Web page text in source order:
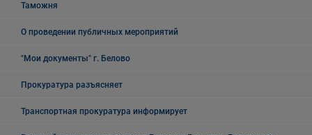
Таможня
О проведении публичных мероприятий
"Мои документы" г. Белово
Прокуратура разъясняет
Транспортная прокуратура информирует